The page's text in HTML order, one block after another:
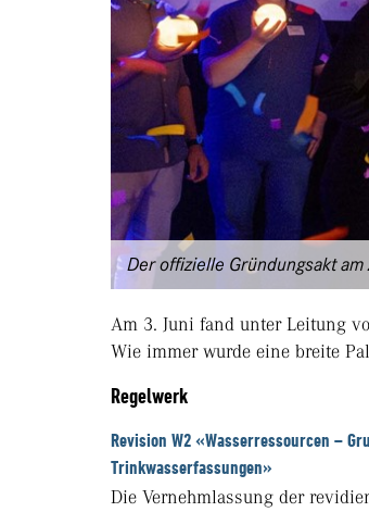
Der offizielle Gründungsakt
Am 3. Juni fand unter Leitung
Wie immer wurde eine breite
Regelwerk
Revision W2 «Wasserressourcen –
Trinkwasserfassungen»
Die Vernehmlassung der